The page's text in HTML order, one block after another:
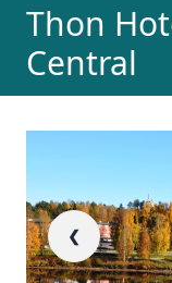
Thon
Central
❮